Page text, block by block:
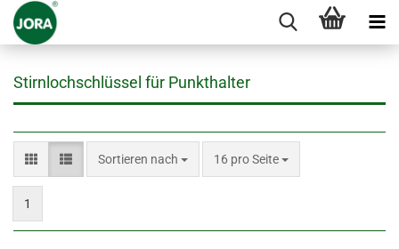
Stirnlochschlüssel für Punkthalter
Sortieren nach
Sortieren nach 16 pro Seite
pro Seite
1